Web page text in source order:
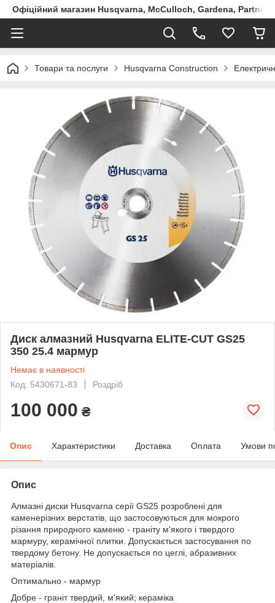
Офіційний магазин Husqvarna, McCulloch, Gardena, Partner
Товари та послуги Husqvarna Construction
Диск алмазний Husqvarna ELITE-CUT GS25
350 25.4 мармур
Немає в наявності
Код: 5430671-83
Роздріб
100 000 ₴
Опис Характеристики Доставка Оплата Умови
Опис
Алмазні диски Husqvarna серії GS25 розроблені для
каменерізних верстатів, що застосовуються для мокрого
різання природного каменю - граніту м'якого і твердого
мармуру, керамічної плитки. Допускається застосування по
твердому бетону. Не допускається по цеглі, абразивних
матеріалів.
Оптимально - мармур
Добре - граніт твердий, м'який; кераміка